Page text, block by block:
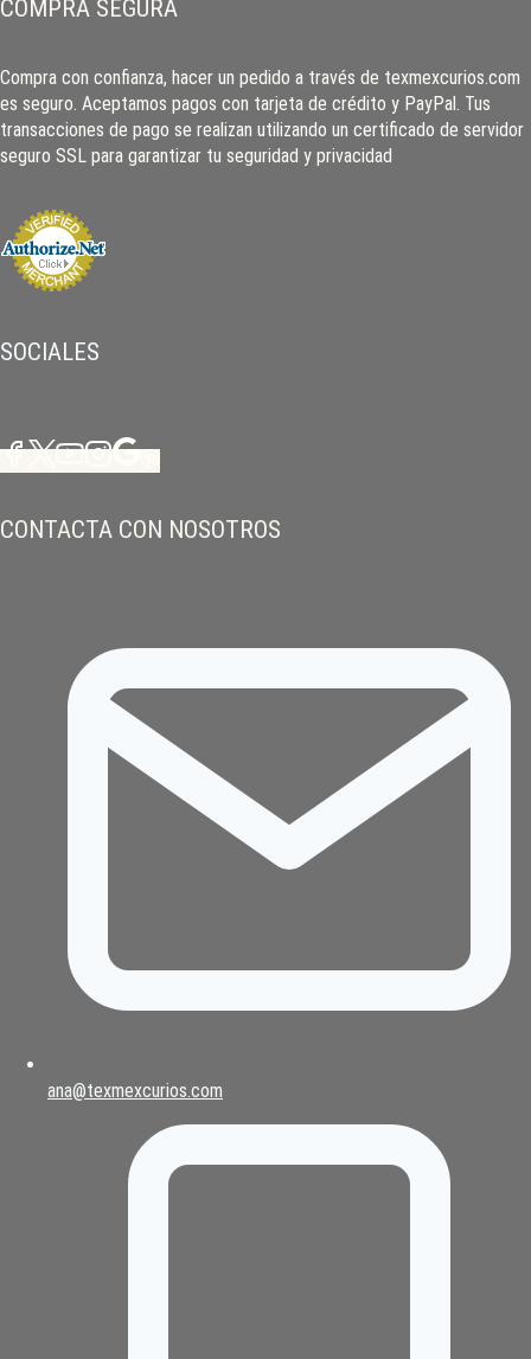
COMPRA SEGURA
Compra con confianza, hacer un pedido a través de texmexcurios.com
es seguro. Aceptamos pagos con tarjeta de crédito y PayPal. Tus
transacciones de pago se realizan utilizando un certificado de servidor
seguro SSL para garantizar tu seguridad y privacidad
SOCIALES
CONTACTA CON NOSOTROS
ana@texmexcurios.com